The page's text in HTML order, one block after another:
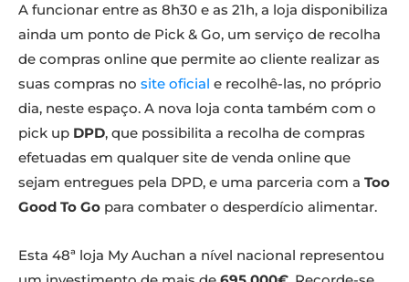
A funcionar entre as 8h30 e as 21h, a loja disponibiliza
ainda um ponto de Pick & Go, um serviço de recolha
de compras online que permite ao cliente realizar as
suas compras no site oficial e recolhê-las, no próprio
dia, neste espaço. A nova loja conta também com o
pick up DPD, que possibilita a recolha de compras
efetuadas em qualquer site de venda online que
sejam entregues pela DPD, e uma parceria com a Too
Good To Go para combater o desperdício alimentar.
Esta 48ª loja My Auchan a nível nacional representou